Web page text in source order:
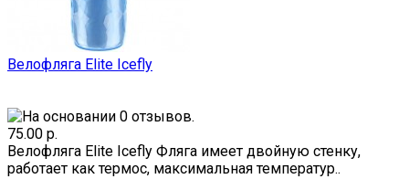
Велофляга Elite Icefly
75.00 р.
Велофляга Elite Icefly Фляга имеет двойную стенку,
работает как термос, максимальная температур..